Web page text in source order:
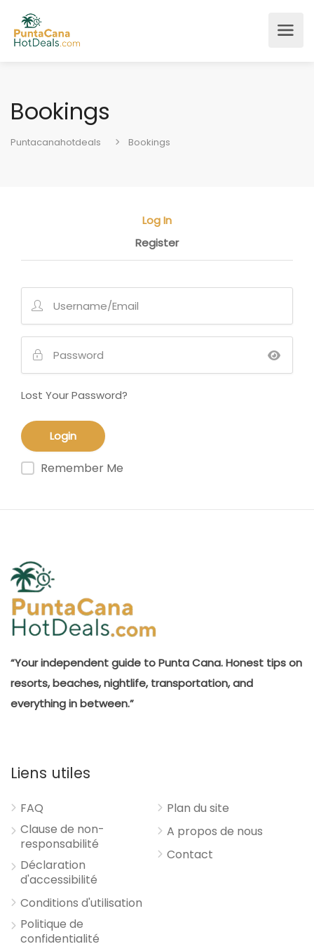
Bookings
Puntacanahotdeals Bookings
Log In
Register
Lost Your Password?
Remember Me
“Your independent guide to Punta Cana. Honest tips on
resorts, beaches, nightlife, transportation, and
everything in between.”
Liens utiles
FAQ
Clause de non-
responsabilité
Déclaration
d'accessibilité
Conditions d'utilisation
Politique de
confidentialité
Plan du site
A propos de nous
Contact